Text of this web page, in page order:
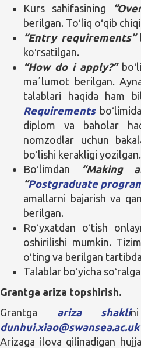
Kurs sahifasining
berilgan. Toʻliq oʻqib
“Entry requirements”
koʻrsatilgan.
“How do i apply?”
maʼlumot berilgan.
talablari haqida ham
Requirements
diplom va baholar
nomzodlar uchun
boʻlishi kerakligi yozilgan.
Boʻlimdan
“Making
“Postgraduate
amallarni bajarish va
berilgan.
Roʻyxatdan oʻtish
oshirilishi mumkin.
oʻting va berilgan
Talablar boʻyicha
Grantga ariza topshirish.
Grantga ariza shakli
dunhui.xiao@swansea.ac.uk
Arizaga ilova qilinadigan